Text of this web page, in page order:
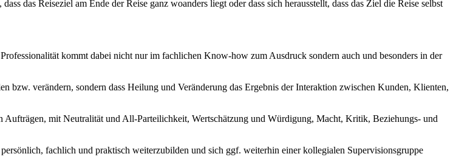
das Reiseziel am Ende der Reise ganz woanders liegt oder dass sich herausstellt, dass das Ziel die Reise selbst
kommt dabei nicht nur im fachlichen Know-how zum Ausdruck sondern auch und besonders in der
bzw. verändern, sondern dass Heilung und Veränderung das Ergebnis der Interaktion zwischen Kunden, Klienten,
mit Neutralität und All-Parteilichkeit, Wertschätzung und Würdigung, Macht, Kritik, Beziehungs- und
fachlich und praktisch weiterzubilden und sich ggf. weiterhin einer kollegialen Supervisionsgruppe